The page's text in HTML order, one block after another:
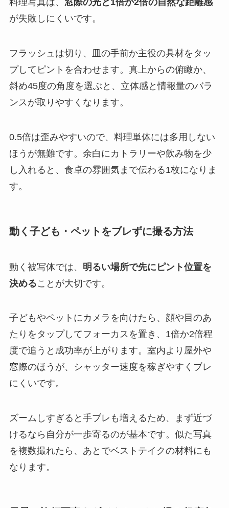
料理写真は、 窓際の光と1倍か2倍の自然な距離感
が失敗しにくいです。
フラッシュは切り、皿の手前か主役の具材をタッ
プしてピントを合わせます。真上からの俯瞰か、
斜め45度の角度を選ぶと、立体感と情報量のバラ
ンスが取りやすくなります。
0.5倍は歪みやすいので、料理単体には多用しない
ほうが無難です。余白にカトラリーや飲み物を少
し入れると、食卓の雰囲気まで伝わる1枚になりま
す。
動く子ども・ペットをブレずに撮る方法
動く被写体では、 明るい場所で先にピント位置を
決めることが大切です。
子どもやペットにカメラを向けたら、顔や目のあ
たりをタップしてフォーカスを置き、1倍か2倍程
度で追うと成功率が上がります。室内より屋外や
窓際のほうが、シャッター速度を稼ぎやすくブレ
にくいです。
ズームしすぎると手ブレも増えるため、まず近づ
けるなら自分が一歩寄るのが基本です。似た写真
を複数撮れたら、あとでベストテイクの材料にも
なります。